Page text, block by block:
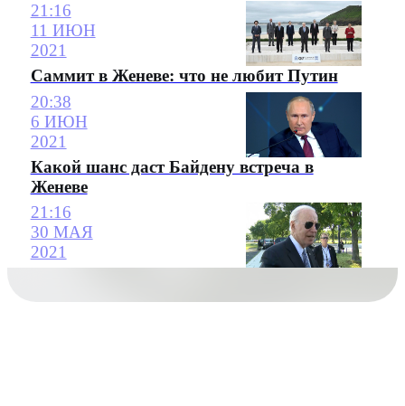
21:16
11 ИЮН
2021
Саммит в Женеве: что не любит Путин
20:38
6 ИЮН
2021
Какой шанс даст Байдену встреча в
Женеве
21:16
30 МАЯ
2021